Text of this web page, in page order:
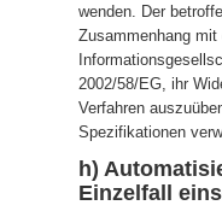
wenden. Der
Zusammenhang
2002/58/EG, ihr
Verfahren
Spezifikationen
h)
Einzelfall